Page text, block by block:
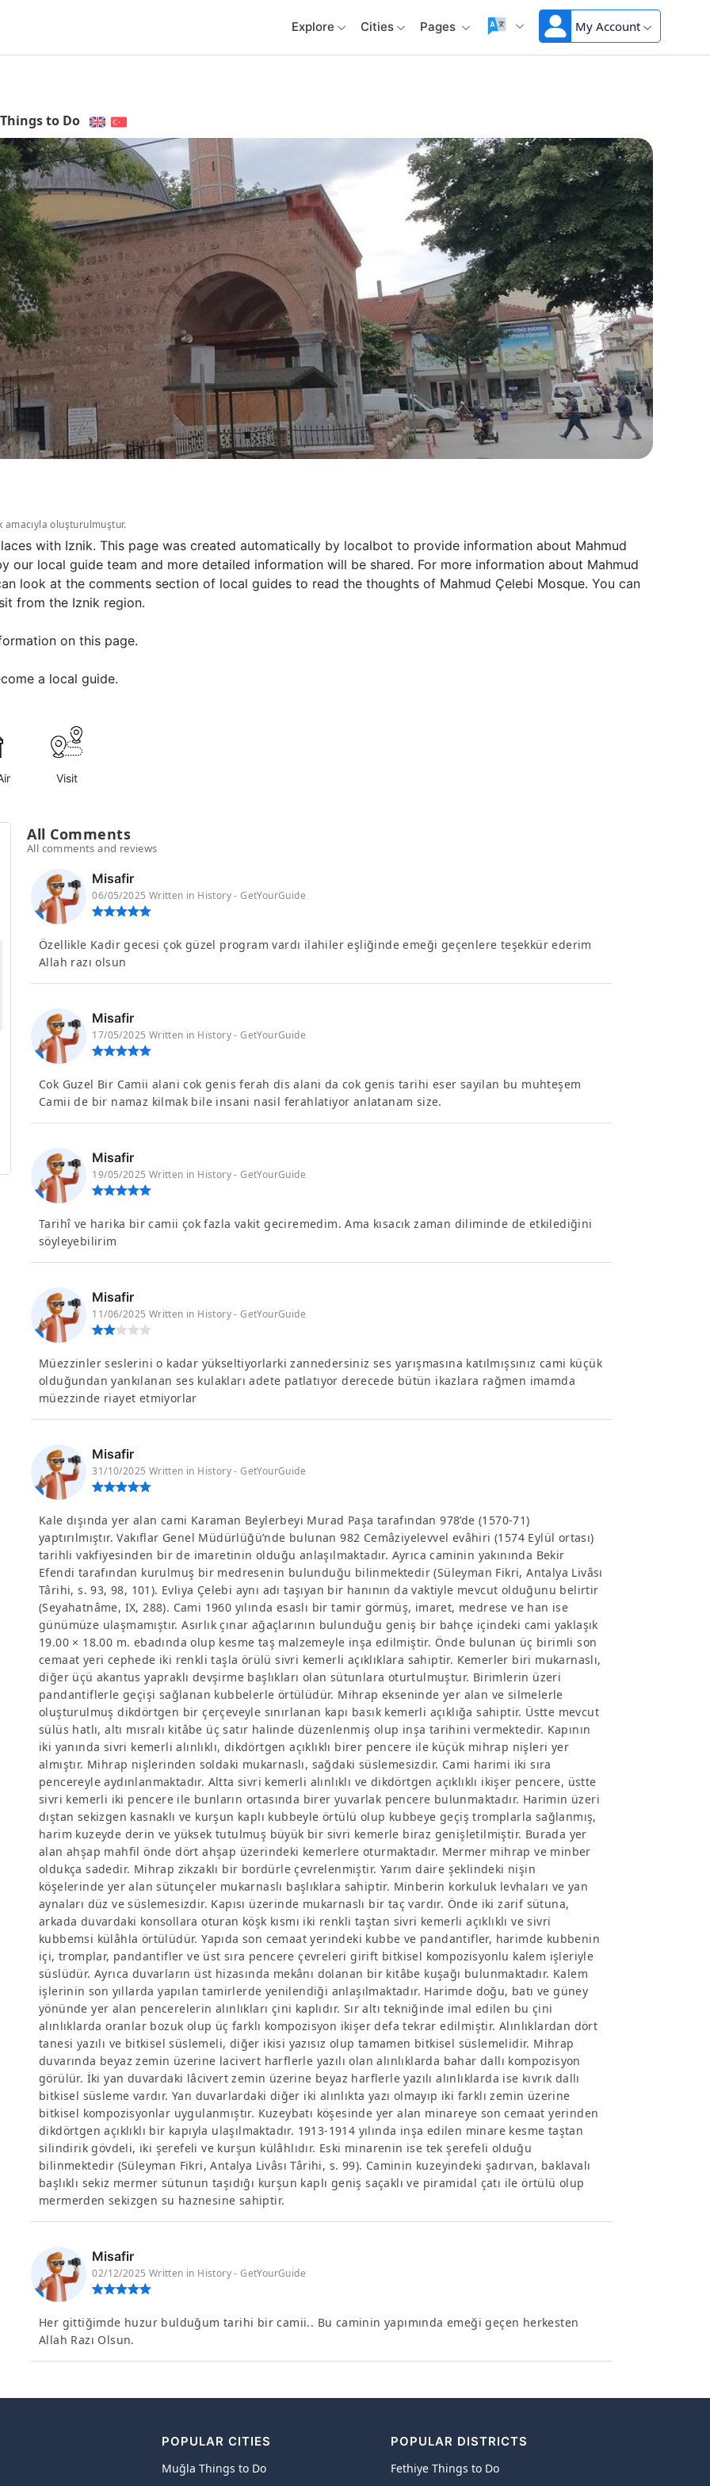
Explore Cities Pages My Account
Things to Do
oluşturulmuştur.
with Iznik. This page was created automatically by localbot to provide information about Mahmud
our local guide team and more detailed information will be shared. For more information about Mahmud
look at the comments section of local guides to read the thoughts of Mahmud Çelebi Mosque. You can
from the Iznik region.
on this page.
a local guide.
Visit
All Comments
All comments and reviews
Misafir
06/05/2025 Written in History - GetYourGuide
Özellikle Kadir gecesi çok güzel program vardı ilahiler eşliğinde emeği geçenlere teşekkür ederim
Allah razı olsun
Misafir
17/05/2025 Written in History - GetYourGuide
Cok Guzel Bir Camii alani cok genis ferah dis alani da cok genis tarihi eser sayilan bu muhteşem
Camii de bir namaz kilmak bile insani nasil ferahlatiyor anlatanam size.
Misafir
19/05/2025 Written in History - GetYourGuide
Tarihî ve harika bir camii çok fazla vakit geciremedim. Ama kısacık zaman diliminde de etkilediğini
söyleyebilirim
Misafir
11/06/2025 Written in History - GetYourGuide
Müezzinler seslerini o kadar yükseltiyorlarki zannedersiniz ses yarışmasına katılmışsınız cami küçük
olduğundan yankılanan ses kulakları adete patlatıyor derecede bütün ikazlara rağmen imamda
müezzinde riayet etmiyorlar
Misafir
31/10/2025 Written in History - GetYourGuide
Kale dışında yer alan cami Karaman Beylerbeyi Murad Paşa tarafından 978’de (1570-71)
yaptırılmıştır. Vakıflar Genel Müdürlüğü’nde bulunan 982 Cemâziyelevvel evâhiri (1574 Eylül ortası)
tarihli vakfiyesinden bir de imaretinin olduğu anlaşılmaktadır. Ayrıca caminin yakınında Bekir
Efendi tarafından kurulmuş bir medresenin bulunduğu bilinmektedir (Süleyman Fikri, Antalya Livâsı
Târihi, s. 93, 98, 101). Evliya Çelebi aynı adı taşıyan bir hanının da vaktiyle mevcut olduğunu belirtir
(Seyahatnâme, IX, 288). Cami 1960 yılında esaslı bir tamir görmüş, imaret, medrese ve han ise
günümüze ulaşmamıştır. Asırlık çınar ağaçlarının bulunduğu geniş bir bahçe içindeki cami yaklaşık
19.00 × 18.00 m. ebadında olup kesme taş malzemeyle inşa edilmiştir. Önde bulunan üç birimli son
cemaat yeri cephede iki renkli taşla örülü sivri kemerli açıklıklara sahiptir. Kemerler biri mukarnaslı,
diğer üçü akantus yapraklı devşirme başlıkları olan sütunlara oturtulmuştur. Birimlerin üzeri
pandantiflerle geçişi sağlanan kubbelerle örtülüdür. Mihrap ekseninde yer alan ve silmelerle
oluşturulmuş dikdörtgen bir çerçeveyle sınırlanan kapı basık kemerli açıklığa sahiptir. Üstte mevcut
sülüs hatlı, altı mısralı kitâbe üç satır halinde düzenlenmiş olup inşa tarihini vermektedir. Kapının
iki yanında sivri kemerli alınlıklı, dikdörtgen açıklıklı birer pencere ile küçük mihrap nişleri yer
almıştır. Mihrap nişlerinden soldaki mukarnaslı, sağdaki süslemesizdir. Cami harimi iki sıra
pencereyle aydınlanmaktadır. Altta sivri kemerli alınlıklı ve dikdörtgen açıklıklı ikişer pencere, üstte
sivri kemerli iki pencere ile bunların ortasında birer yuvarlak pencere bulunmaktadır. Harimin üzeri
dıştan sekizgen kasnaklı ve kurşun kaplı kubbeyle örtülü olup kubbeye geçiş tromplarla sağlanmış,
harim kuzeyde derin ve yüksek tutulmuş büyük bir sivri kemerle biraz genişletilmiştir. Burada yer
alan ahşap mahfil önde dört ahşap üzerindeki kemerlere oturmaktadır. Mermer mihrap ve minber
oldukça sadedir. Mihrap zikzaklı bir bordürle çevrelenmiştir. Yarım daire şeklindeki nişin
köşelerinde yer alan sütunçeler mukarnaslı başlıklara sahiptir. Minberin korkuluk levhaları ve yan
aynaları düz ve süslemesizdir. Kapısı üzerinde mukarnaslı bir taç vardır. Önde iki zarif sütuna,
arkada duvardaki konsollara oturan köşk kısmı iki renkli taştan sivri kemerli açıklıklı ve sivri
kubbemsi külâhla örtülüdür. Yapıda son cemaat yerindeki kubbe ve pandantifler, harimde kubbenin
içi, tromplar, pandantifler ve üst sıra pencere çevreleri girift bitkisel kompozisyonlu kalem işleriyle
süslüdür. Ayrıca duvarların üst hizasında mekânı dolanan bir kitâbe kuşağı bulunmaktadır. Kalem
işlerinin son yıllarda yapılan tamirlerde yenilendiği anlaşılmaktadır. Harimde doğu, batı ve güney
yönünde yer alan pencerelerin alınlıkları çini kaplıdır. Sır altı tekniğinde imal edilen bu çini
alınlıklarda oranlar bozuk olup üç farklı kompozisyon ikişer defa tekrar edilmiştir. Alınlıklardan dört
tanesi yazılı ve bitkisel süslemeli, diğer ikisi yazısız olup tamamen bitkisel süslemelidir. Mihrap
duvarında beyaz zemin üzerine lacivert harflerle yazılı olan alınlıklarda bahar dallı kompozisyon
görülür. İki yan duvardaki lâcivert zemin üzerine beyaz harflerle yazılı alınlıklarda ise kıvrık dallı
bitkisel süsleme vardır. Yan duvarlardaki diğer iki alınlıkta yazı olmayıp iki farklı zemin üzerine
bitkisel kompozisyonlar uygulanmıştır. Kuzeybatı köşesinde yer alan minareye son cemaat yerinden
dikdörtgen açıklıklı bir kapıyla ulaşılmaktadır. 1913-1914 yılında inşa edilen minare kesme taştan
silindirik gövdeli, iki şerefeli ve kurşun külâhlıdır. Eski minarenin ise tek şerefeli olduğu
bilinmektedir (Süleyman Fikri, Antalya Livâsı Târihi, s. 99). Caminin kuzeyindeki şadırvan, baklavalı
başlıklı sekiz mermer sütunun taşıdığı kurşun kaplı geniş saçaklı ve piramidal çatı ile örtülü olup
mermerden sekizgen su haznesine sahiptir.
Misafir
02/12/2025 Written in History - GetYourGuide
Her gittiğimde huzur bulduğum tarihi bir camii.. Bu caminin yapımında emeği geçen herkesten
Allah Razı Olsun.
POPULAR CITIES
Muğla Things to Do
POPULAR DISTRICTS
Fethiye Things to Do